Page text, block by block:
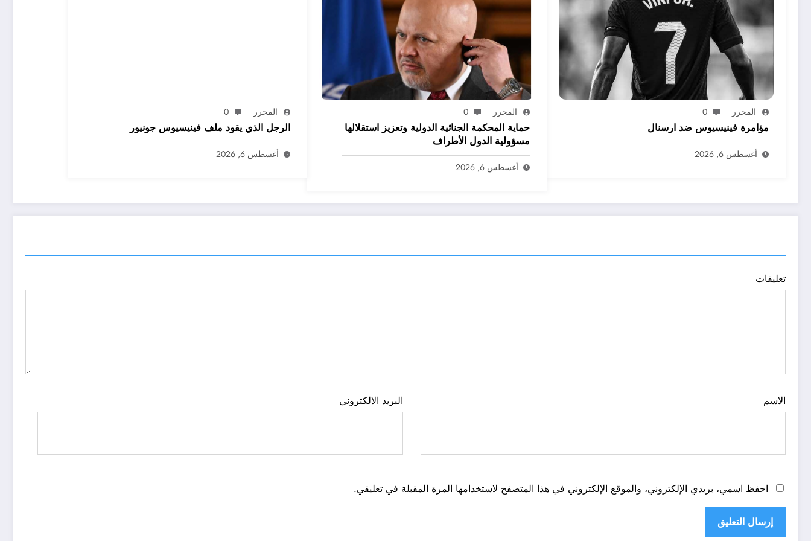
المحرر 0
مؤامرة فينيسيوس ضد ارسنال
أغسطس 6, 2026
المحرر 0
حماية المحكمة الجنائية الدولية وتعزيز استقلالها
مسؤولية الدول الأطراف
أغسطس 6, 2026
المحرر 0
الرجل الذي يقود ملف فينيسيوس جونيور
أغسطس 6, 2026
تعليقات
الاسم البريد الالكتروني
احفظ اسمي، بريدي الإلكتروني، والموقع الإلكتروني في هذا المتصفح لاستخدامها المرة المقبلة في تعليقي.